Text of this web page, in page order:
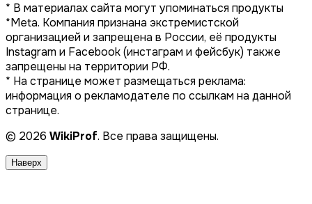
* В материалах сайта могут упоминаться продукты
*Meta. Компания признана экстремистской
организацией и запрещена в России, её продукты
Instagram и Facebook (инстаграм и фейсбук) также
запрещены на территории РФ.
* На странице может размещаться реклама:
информация о рекламодателе по ссылкам на данной
странице.
© 2026 WikiProf. Все права защищены.
Наверх